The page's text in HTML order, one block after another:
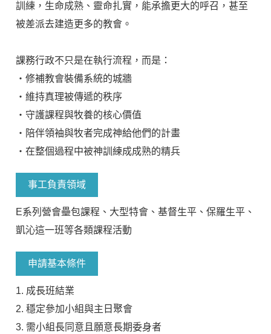
訓練，生命成熟、靈命扎實，能承擔更大的呼召，甚至
被差派去建造更多的教會。
課務行政不只是在執行流程，而是：
・修補教會裝備系統的城牆
・維持真理被傳遞的秩序
・守護課程與牧養的核心價值
・陪伴領袖與牧者完成神給他們的計畫
・在整個過程中被神訓練成成熟的精兵
事工負責領域
E系列營會壘包課程、大型特會、基督生平、保羅生平、
凱沁這一班等各類課程活動
申請基本條件
1. 成長班結業
2. 穩定參加小組與主日聚會
3. 需小組長同意且願意長期委身者